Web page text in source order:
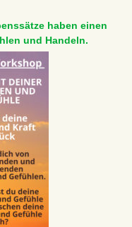
haben einen
und Handeln.